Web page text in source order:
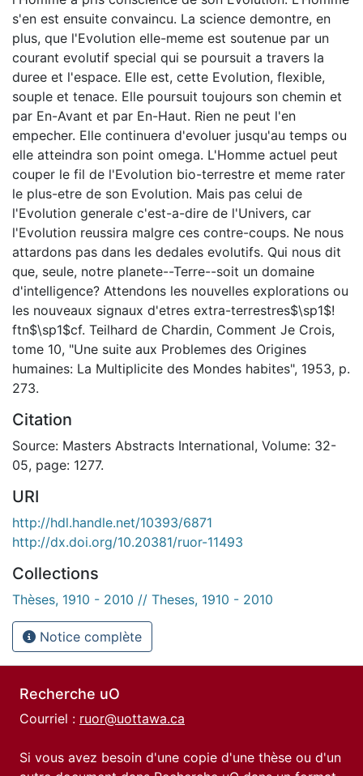
s'en est ensuite convaincu. La science demontre, en
plus, que l'Evolution elle-meme est soutenue par un
courant evolutif special qui se poursuit a travers la
duree et l'espace. Elle est, cette Evolution, flexible,
souple et tenace. Elle poursuit toujours son chemin et
par En-Avant et par En-Haut. Rien ne peut l'en
empecher. Elle continuera d'evoluer jusqu'au temps ou
elle atteindra son point omega. L'Homme actuel peut
couper le fil de l'Evolution bio-terrestre et meme rater
le plus-etre de son Evolution. Mais pas celui de
l'Evolution generale c'est-a-dire de l'Univers, car
l'Evolution reussira malgre ces contre-coups. Ne nous
attardons pas dans les dedales evolutifs. Qui nous dit
que, seule, notre planete--Terre--soit un domaine
d'intelligence? Attendons les nouvelles explorations ou
les nouveaux signaux d'etres extra-terrestres$\sp1$!
ftn$\sp1$cf. Teilhard de Chardin, Comment Je Crois,
tome 10, "Une suite aux Problemes des Origines
humaines: La Multiplicite des Mondes habites", 1953, p.
273.
Citation
Source: Masters Abstracts International, Volume: 32-
05, page: 1277.
URI
http://hdl.handle.net/10393/6871
http://dx.doi.org/10.20381/ruor-11493
Collections
Thèses, 1910 - 2010 // Theses, 1910 - 2010
Notice complète
Recherche uO
Courriel : ruor@uottawa.ca
Si vous avez besoin d'une copie d'une thèse ou d'un